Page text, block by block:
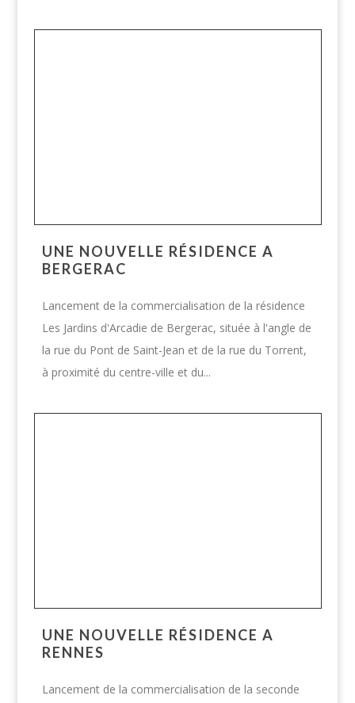
UNE NOUVELLE RÉSIDENCE A
BERGERAC
Lancement de la commercialisation de la résidence
Les Jardins d'Arcadie de Bergerac, située à l'angle de
la rue du Pont de Saint-Jean et de la rue du Torrent,
à proximité du centre-ville et du...
UNE NOUVELLE RÉSIDENCE A
RENNES
Lancement de la commercialisation de la seconde